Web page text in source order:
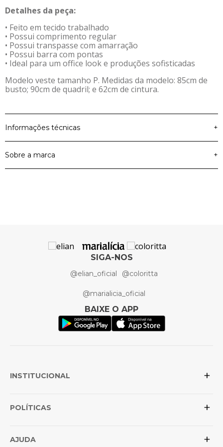
Detalhes da peça:
• Feito em tecido trabalhado
• Possui comprimento regular
• Possui transpasse com amarração
• Possui barra com pontas
• Ideal para um office look e produções sofisticadas
Modelo veste tamanho P. Medidas da modelo: 85cm de
busto; 90cm de quadril; e 62cm de cintura.
Informações técnicas +
Material Principal Tecido Trabalhado
Colete
Sobre a marca +
SIGA-NOS
@elian_oficial @coloritta
@marialicia_oficial
BAIXE O APP
INSTITUCIONAL +
Sobre a Elian
Conheça as marcas
POLÍTICAS +
Política de Privacidade
AJUDA +